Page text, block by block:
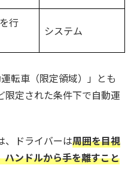
行
システム
転車（限定領域）」とも
限定された条件下で自動運
、ドライバーは周囲を目視
ンドルから手を離すこと